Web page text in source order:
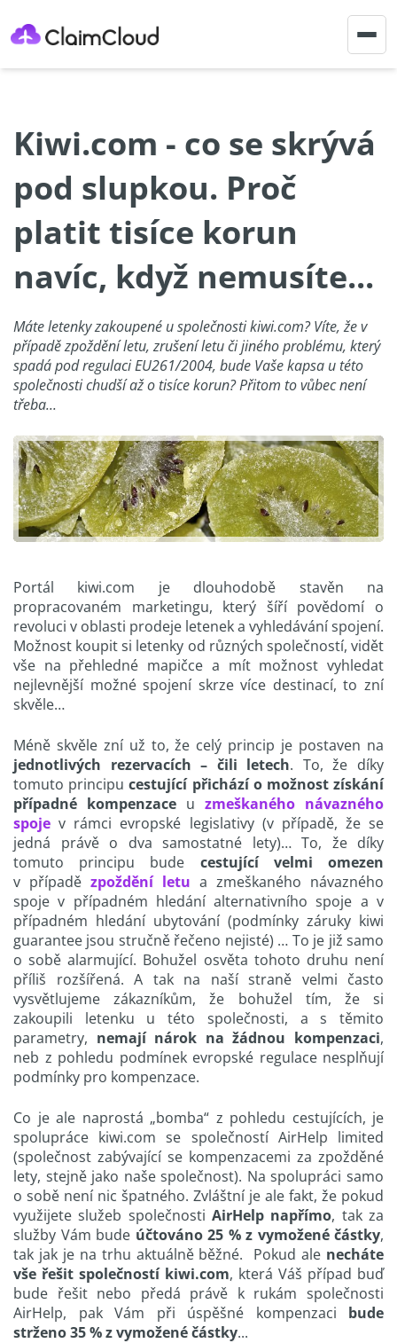
Kiwi.com - co se skrývá
pod slupkou. Proč
platit tisíce korun
navíc, když nemusíte...
Máte letenky zakoupené u společnosti kiwi.com? Víte, že v
případě zpoždění letu, zrušení letu či jiného problému, který
spadá pod regulaci EU261/2004, bude Vaše kapsa u této
společnosti chudší až o tisíce korun? Přitom to vůbec není
třeba...
Portál kiwi.com je dlouhodobě stavěn na
propracovaném marketingu, který šíří povědomí o
revoluci v oblasti prodeje letenek a vyhledávání spojení.
Možnost koupit si letenky od různých společností, vidět
vše na přehledné mapičce a mít možnost vyhledat
nejlevnější možné spojení skrze více destinací, to zní
skvěle…
Méně skvěle zní už to, že celý princip je postaven na
jednotlivých rezervacích – čili letech. To, že díky
tomuto principucestující přichází o možnost získání
případné kompenzace u zmeškaného návazného
spoje v rámci evropské legislativy (v případě, že se
jedná právě o dva samostatné lety)… To, že díky
tomuto principu bude cestující velmi omezen
v případě zpoždění letu a zmeškaného návazného
spoje v případném hledání alternativního spoje a v
případném hledání ubytování (podmínky záruky kiwi
guarantee jsou stručně řečeno nejisté) … To je již samo
o sobě alarmující. Bohužel osvěta tohoto druhu není
příliš rozšířená. A tak na naší straně velmi často
vysvětlujeme zákazníkům, že bohužel tím, že si
zakoupili letenku u této společnosti, a s těmito
parametry, nemají nárok na žádnou kompenzaci,
neb z pohledu podmínek evropské regulace nesplňují
podmínky pro kompenzace.
Co je ale naprostá „bomba“ z pohledu cestujících, je
spolupráce kiwi.com se společností AirHelp limited
(společnost zabývající se kompenzacemi za zpožděné
lety, stejně jako naše společnost). Na spolupráci samo
o sobě není nic špatného. Zvláštní je ale fakt, že pokud
využijete služeb společnosti AirHelp napřímo, tak za
služby Vám bude účtováno 25 % z vymožené částky,
tak jak je na trhu aktuálně běžné. Pokud ale necháte
vše řešit společností kiwi.com, která Váš případ buď
bude řešit nebo předá právě k rukám společnosti
AirHelp, pak Vám při úspěšné kompenzaci bude
strženo 35 % z vymožené částky...